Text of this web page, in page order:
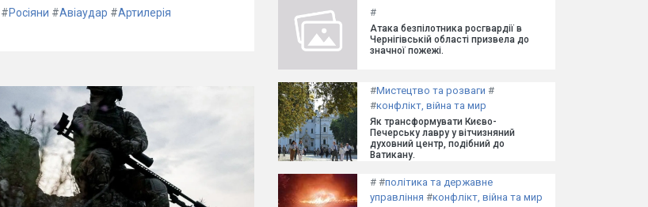
#Росіяни #Авіаудар #Артилерія #
Атака безпілотника росгвардії в
Чернігівській області призвела до
значної пожежі.
#Мистецтво та розваги #
#конфлікт, війна та мир
Як трансформувати Києво-
Печерську лавру у вітчизняний
духовний центр, подібний до
Ватикану.
# #політика та державне
управління #конфлікт, війна та мир